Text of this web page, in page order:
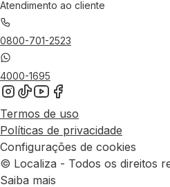
Atendimento ao cliente
0800-701-2523
4000-1695
Termos de uso
Políticas de privacidade
Configurações de cookies
© Localiza - Todos os direitos
Saiba mais